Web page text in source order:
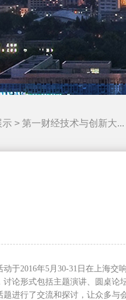
示 > 第一财经技术与创新大...
动于2016年5月30-31日在上海
讨论形式包括主题演讲、圆桌论
题进行了交流和探讨，让众多与